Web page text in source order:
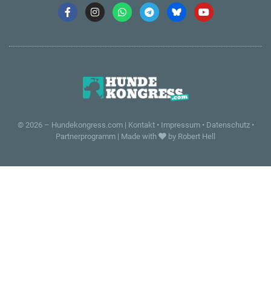
© 2026 – Hundekongress.com| Kontakt• Impressum• Datenschutz•
Partnerprogramm | Made with by Robert Hell